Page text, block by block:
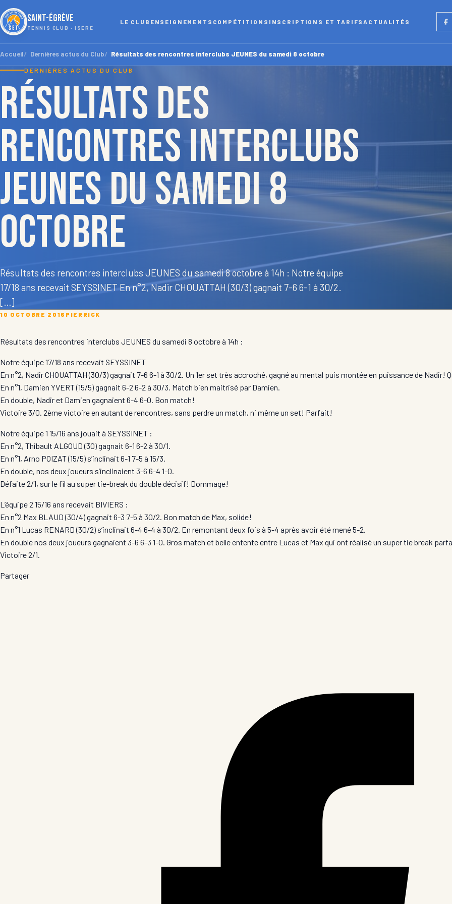
SAINT-ÉGRÈVE
TENNIS CLUB · ISÈRE
LE CLUB ENSEIGNEMENTS COMPÉTITIONS INSCRIPTIONS ET TARIFS ACTUALITÉS
Accueil Dernières actus du Club Résultats des rencontres interclubs JEUNES du samedi 8 octobre
DERNIÈRES ACTUS DU CLUB
Résultats des
rencontres interclubs
JEUNES du samedi 8
octobre
Résultats des rencontres interclubs JEUNES du samedi 8 octobre à 14h : Notre équipe
17/18 ans recevait SEYSSINET En n°2, Nadir CHOUATTAH (30/3) gagnait 7-6 6-1 à 30/2.
[…]
10 OCTOBRE 2016 PIERRICK
Résultats des rencontres interclubs JEUNES du samedi 8 octobre à 14h :
Notre équipe 17/18 ans recevait SEYSSINET
En n°2, Nadir CHOUATTAH (30/3) gagnait 7-6 6-1 à 30/2. Un 1er set très accroché, gagné au mental puis montée en puissance de Nadir!
En n°1, Damien YVERT (15/5) gagnait 6-2 6-2 à 30/3. Match bien maitrisé par Damien.
En double, Nadir et Damien gagnaient 6-4 6-0. Bon match!
Victoire 3/0. 2ème victoire en autant de rencontres, sans perdre un match, ni même un set! Parfait!
Notre équipe 1 15/16 ans jouait à SEYSSINET :
En n°2, Thibault ALGOUD (30) gagnait 6-1 6-2 à 30/1.
En n°1, Arno POIZAT (15/5) s’inclinait 6-1 7-5 à 15/3.
En double, nos deux joueurs s’inclinaient 3-6 6-4 1-0.
Défaite 2/1, sur le fil au super tie-break du double décisif! Dommage!
L’équipe 2 15/16 ans recevait BIVIERS :
En n°2 Max BLAUD (30/4) gagnait 6-3 7-5 à 30/2. Bon match de Max, solide!
En n°1 Lucas RENARD (30/2) s’inclinait 6-4 6-4 à 30/2. En remontant deux fois à 5-4 après avoir été mené 5-2.
En double nos deux joueurs gagnaient 3-6 6-3 1-0. Gros match et belle entente entre Lucas et Max qui ont réalisé un super tie break
Victoire 2/1.
Partager